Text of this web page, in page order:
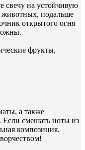
свечу на устойчивую
животных, подальше
открытого огня
фрукты,
а также
Если смешать ноты из
композиция.